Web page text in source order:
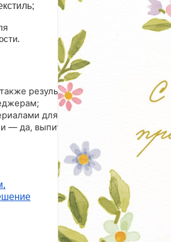
результат печати;
для UV-DTF, DTF и
— да, выпить хорошего кофе:)